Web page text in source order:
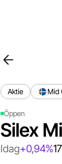
Aktie Mid
Öppen
Silex
Idag+0,94%